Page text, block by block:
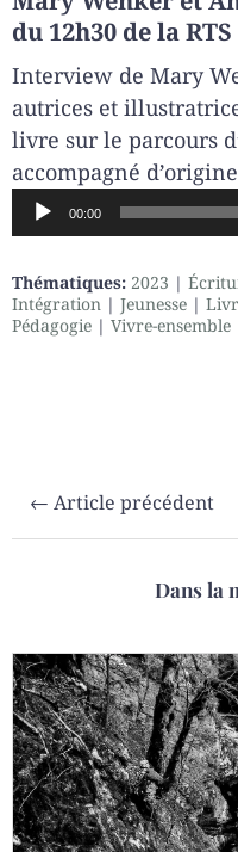
du 12h30 de la RTS
Interview de Mary
autrices et
livre sur le parcours
accompagné
Lecteur
audio
00:00
Thématiques: 2023 |
Intégration | Jeunesse |
Pédagogie | Vivre-ensemble
← Article précédent
Dans la